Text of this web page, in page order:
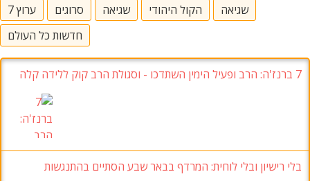
ערוץ 7 סרוגים שגיאה הקול היהודי
שגיאה
חדשות כל העולם
7 ברנז'ה: הרב ופעיל הימין השתדכו - וסגולת הרב קוק ללידה קלה
בלי רישיון ובלי לוחית: המרדף בבאר שבע הסתיים בהתנגשות